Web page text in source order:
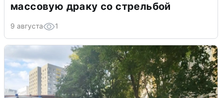
массовую драку со стрельбой
9 августа 1